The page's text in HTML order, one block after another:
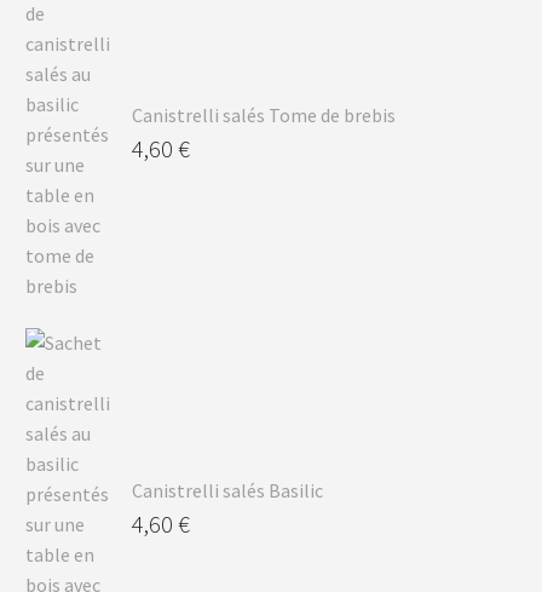
Canistrelli salés Tome de brebis
4,60 €
Canistrelli salés Basilic
4,60 €